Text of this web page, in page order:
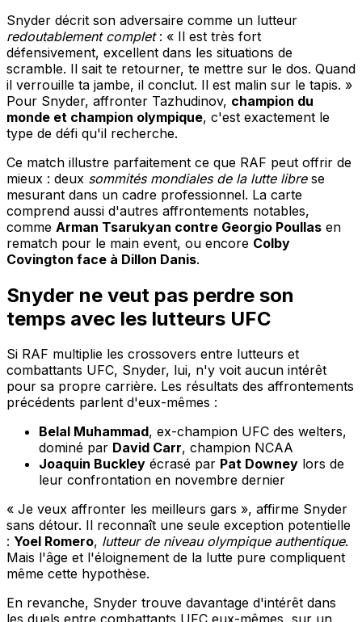
Snyder décrit son adversaire comme un lutteur
redoutablement complet: « Il est très fort
défensivement, excellent dans les situations de
scramble. Il sait te retourner, te mettre sur le dos. Quand
il verrouille ta jambe, il conclut. Il est malin sur le tapis. »
Pour Snyder, affronter Tazhudinov, champion du
monde et champion olympique, c'est exactement le
type de défi qu'il recherche.
Ce match illustre parfaitement ce que RAF peut offrir de
mieux : deux sommités mondiales de la lutte librese
mesurant dans un cadre professionnel. La carte
comprend aussi d'autres affrontements notables,
comme Arman Tsarukyan contre Georgio Poullas en
rematch pour le main event, ou encore Colby
Covington face à Dillon Danis.
Snyder ne veut pas perdre son
temps avec les lutteurs UFC
Si RAF multiplie les crossovers entre lutteurs et
combattants UFC, Snyder, lui, n'y voit aucun intérêt
pour sa propre carrière. Les résultats des affrontements
précédents parlent d'eux-mêmes :
Belal Muhammad, ex-champion UFC des welters,
dominé par David Carr, champion NCAA
Joaquin Buckley écrasé par Pat Downey lors de
leur confrontation en novembre dernier
« Je veux affronter les meilleurs gars », affirme Snyder
sans détour. Il reconnaît une seule exception potentielle
: Yoel Romero, lutteur de niveau olympique authentique.
Mais l'âge et l'éloignement de la lutte pure compliquent
même cette hypothèse.
En revanche, Snyder trouve davantage d'intérêt dans